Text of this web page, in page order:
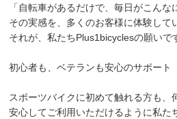
「自転車があるだけで、毎日がこんな
その実感を、多くのお客様に体験して
それが、私たちPlus1bicyclesの願いで
初心者も、ベテランも安心のサポート
スポーツバイクに初めて触れる方も、
安心してご利用いただけるように私た